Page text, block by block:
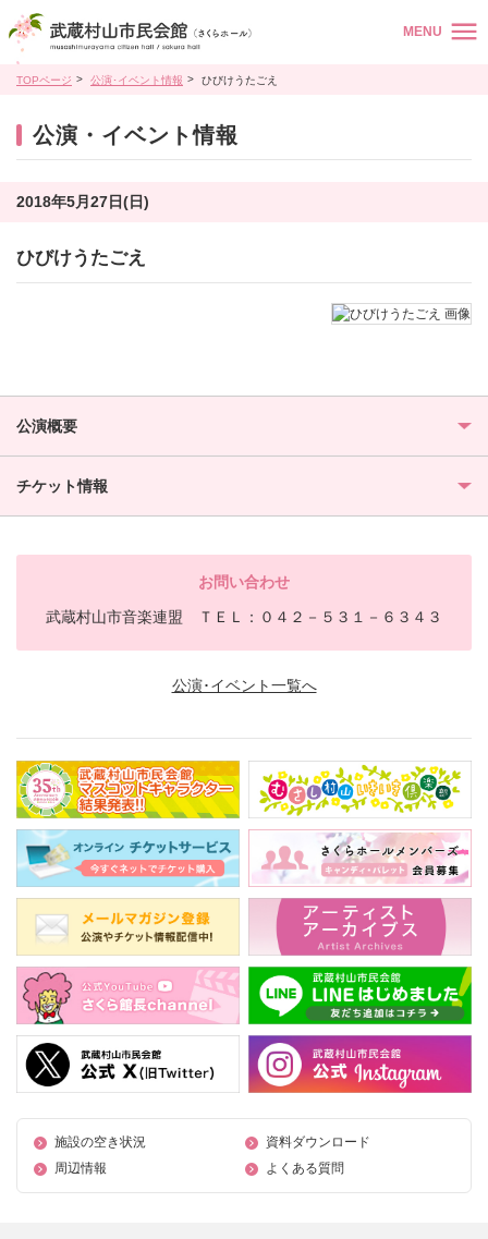
MENU
TOPページ 公演･イベント情報 ひびけうたごえ
公演・イベント情報
2018年5月27日(日)
ひびけうたごえ
公演概要
チケット情報
お問い合わせ
武蔵村山市音楽連盟 ＴＥＬ：０４２－５３１－６３４３
公演･イベント一覧へ
施設の空き状況
資料ダウンロード
周辺情報
よくある質問